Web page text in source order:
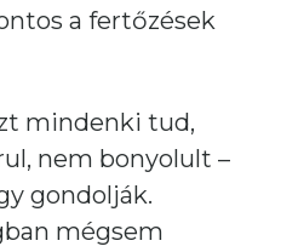
a fertőzések
mindenki tud,
nem bonyolult –
gondolják.
mégsem